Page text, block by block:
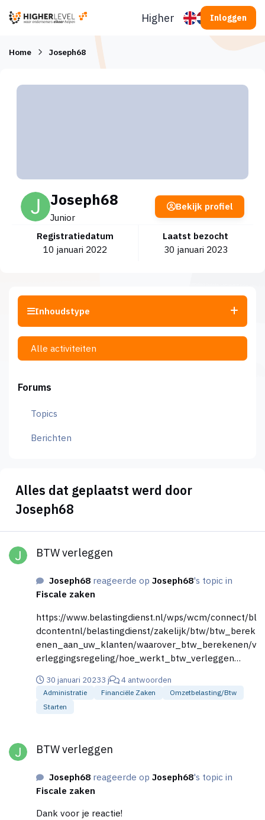
Higherlevel Inloggen
Home Joseph68
Joseph68
Junior
Registratiedatum
10 januari 2022
Laatst bezocht
30 januari 2023
Bekijk profiel
Inhoudstype
Alle activiteiten
Forums
Topics
Berichten
Alles dat geplaatst werd door
Joseph68
BTW verleggen
Joseph68 reageerde opJoseph68's topic in
Fiscale zaken
https://www.belastingdienst.nl/wps/wcm/connect/bl
dcontentnl/belastingdienst/zakelijk/btw/btw_berek
enen_aan_uw_klanten/waarover_btw_berekenen/v
erleggingsregeling/hoe_werkt_btw_verleggen
van hoofdaannemers
30 januari 20233 j 4 antwoorden
Administratie Financiële Zaken
Omzetbelasting/btw
Starten
BTW verleggen
Joseph68 reageerde opJoseph68's topic in
Fiscale zaken
Dank voor je reactie!